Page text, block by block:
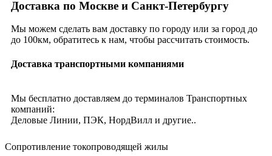
Доставка по Москве и Санкт-Петербургу
Мы можем сделать вам доставку по городу или за город до
до 100км, обратитесь к нам, чтобы рассчитать стоимость.
Доставка транспортными компаниями
Мы бесплатно доставляем до терминалов Транспортных
компаний:
Деловые Линии, ПЭК, НордВилл и другие..
Сопротивление токопроводящей жилы